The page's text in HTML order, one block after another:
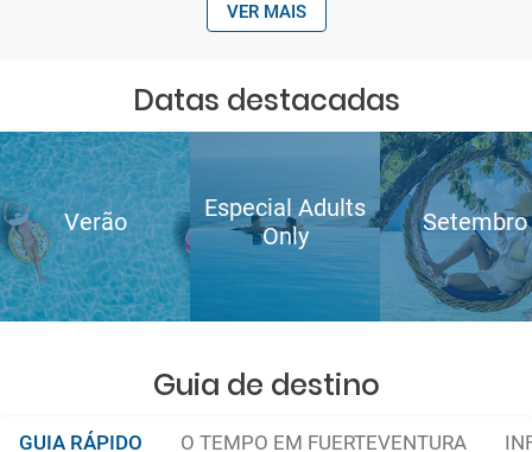
VER MAIS
Datas destacadas
Verão
Especial Adults
Only
Setembro
Guia de destino
GUIA RÁPIDO O TEMPO EM FUERTEVENTURA